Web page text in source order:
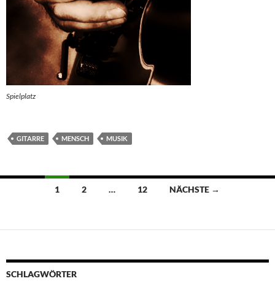
Spielplatz
GITARRE MENSCH MUSIK
Beitragsnavigation
1 2 … 12 NÄCHSTE →
SCHLAGWÖRTER